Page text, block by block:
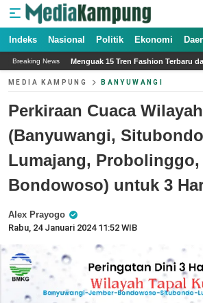
Indeks Nasional Politik Ekonomi
Breaking News
Tren Fashion Terbaru dari Runway Fall 2026 yang
MEDIA KAMPUNG BANYUWANGI
Perkiraan Cuaca
(Banyuwangi,
Lumajang, Probolinggo,
Bondowoso) untuk 3
Alex Prayogo
Rabu, 24 Januari 2024 11:52 WIB